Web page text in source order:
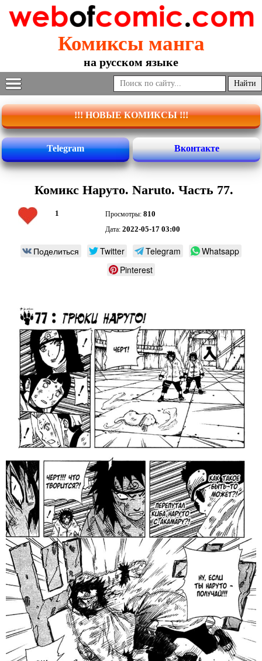
Комиксы манга
на русском языке
!!! НОВЫЕ КОМИКСЫ !!!
Telegram Вконтакте
Комикс Наруто. Naruto. Часть 77.
1 Просмотры: 810
Дата: 2022-05-17 03:00
Поделиться Twitter Telegram
Whatsapp
Pinterest